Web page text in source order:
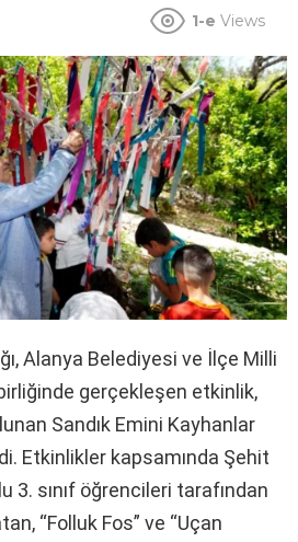
1-e Views
Alanya Belediyesi ve İlçe Milli
gerçekleşen etkinlik,
Sandık Emini Kayhanlar
Etkinlikler kapsamında Şehit
3. sınıf öğrencileri tarafından
“Folluk Fos” ve “Uçan